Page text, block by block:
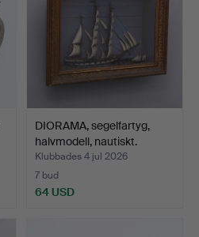
DIORAMA, segelfartyg,
halvmodell, nautiskt.
Klubbades 4 jul 2026
7 bud
64 USD